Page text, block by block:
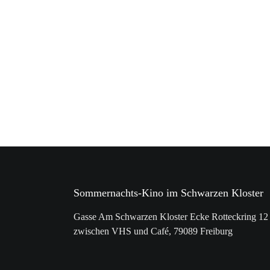
Sommernachts-Kino im Schwarzen Kloster
Gasse Am Schwarzen Kloster Ecke Rotteckring 12
zwischen VHS und Café, 79089 Freiburg